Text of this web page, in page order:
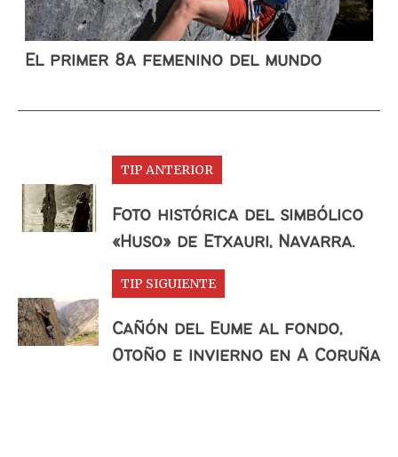
El primer 8a femenino del mundo
TIP ANTERIOR
Foto histórica del simbólico
«Huso» de Etxauri, Navarra.
TIP SIGUIENTE
Cañón del Eume al fondo,
Otoño e invierno en A Coruña